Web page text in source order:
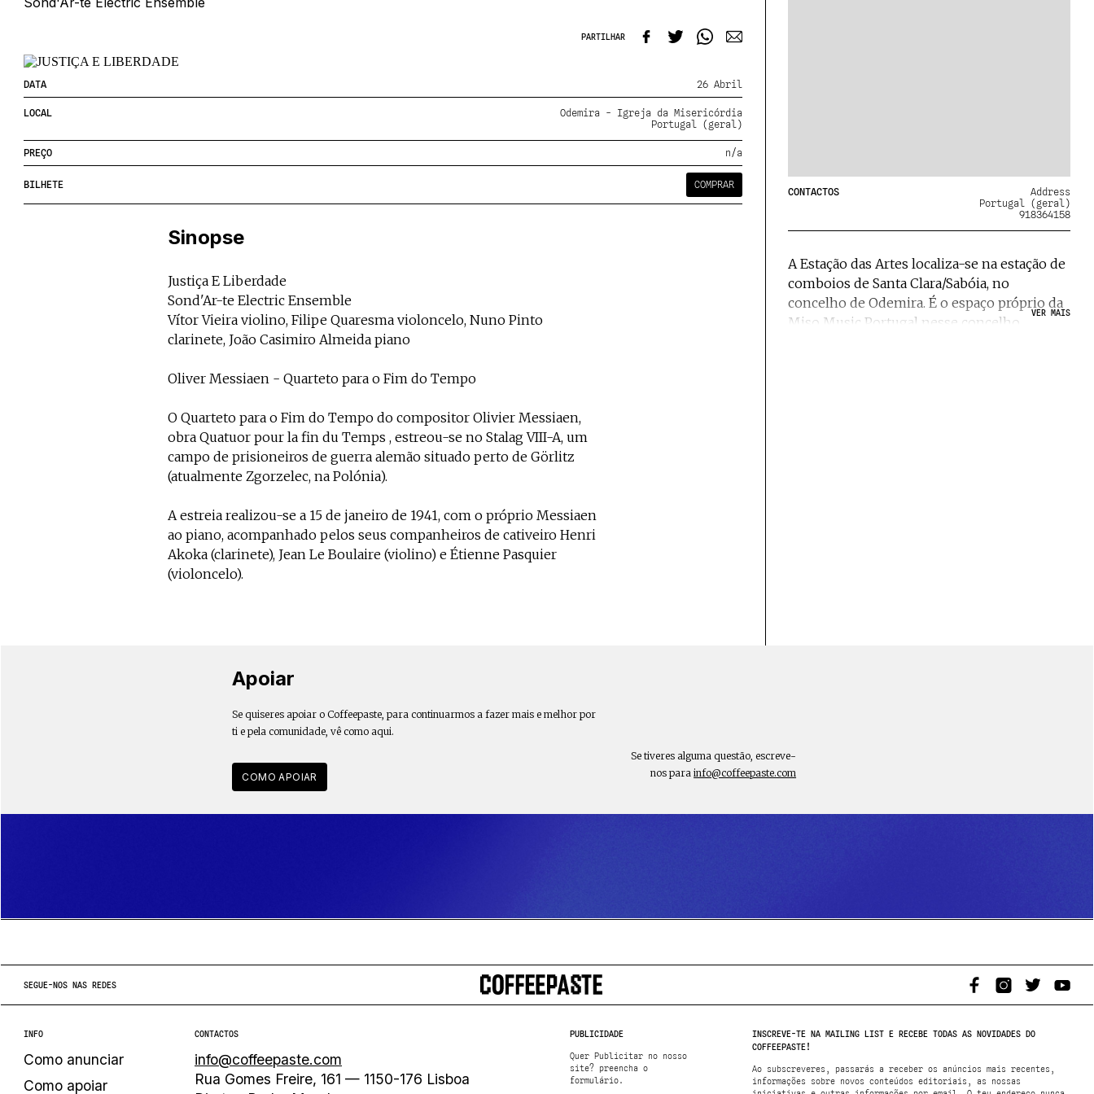
PARTILHAR
DATA 26 Abril
LOCAL
Odemira - Igreja da Misericórdia
Portugal (geral)
PREÇO n/a
BILHETE COMPRAR
Sinopse
Justiça E Liberdade
Sond'Ar-te Electric Ensemble
Vítor Vieira violino, Filipe Quaresma violoncelo, Nuno Pinto
clarinete, João Casimiro Almeida piano
Oliver Messiaen - Quarteto para o Fim do Tempo
O Quarteto para o Fim do Tempo do compositor Olivier Messiaen,
obra Quatuor pour la fin du Temps , estreou-se no Stalag VIII-A, um
campo de prisioneiros de guerra alemão situado perto de Görlitz
(atualmente Zgorzelec, na Polónia).
A estreia realizou-se a 15 de janeiro de 1941, com o próprio Messiaen
ao piano, acompanhado pelos seus companheiros de cativeiro Henri
Akoka (clarinete), Jean Le Boulaire (violino) e Étienne Pasquier
(violoncelo).
CONTACTOS
Address
Portugal (geral)
918364158
A Estação das Artes localiza-se na estação de
comboios de Santa Clara/Sabóia, no
concelho de Odemira. É o espaço próprio da
Miso Music Portugal nesse concelho.
VER MAIS
Apoiar
Se quiseres apoiar o Coffeepaste, para continuarmos a fazer mais e melhor por
ti e pela comunidade, vê como aqui.
COMO APOIAR
Se tiveres alguma questão, escreve-
nos parainfo@coffeepaste.com
SEGUE-NOS NAS REDES
INFO
Como anunciar
Como apoiar
CONTACTOS
info@coffeepaste.com
Rua Gomes Freire, 161 — 1150-176 Lisboa
PUBLICIDADE
Quer Publicitar no nosso
site? preencha o
formulário.
INSCREVE-TE NA MAILING LIST E RECEBE TODAS AS NOVIDADES DO
COFFEEPASTE!
Ao subscreveres, passarás a receber os anúncios mais recentes,
informações sobre novos conteúdos editoriais, as nossas